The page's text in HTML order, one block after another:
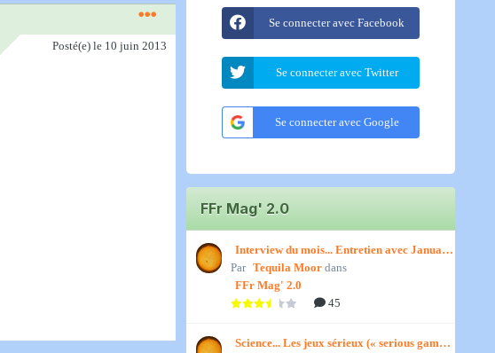
Posté(e) le 10 juin 2013
Se connecter avec Facebook
Se connecter avec Twitter
Se connecter avec Google
FFr Mag' 2.0
Interview du mois... Entretien avec January,
par Titenath
Par Tequila Moor dans
FFr Mag' 2.0
45
Science... Les jeux sérieux (« serious games